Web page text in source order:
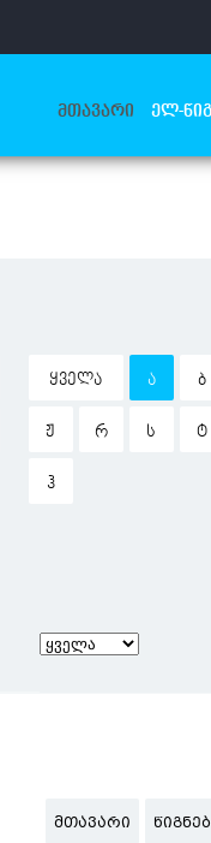
ᲛᲗᲐᲕᲐᲠᲘ ᲔᲚ-
ᲧᲕᲔᲚᲐ Ა Ბ
Ჟ Რ Ს Ტ
Ჰ
ᲛᲗᲐᲕᲐᲠᲘ